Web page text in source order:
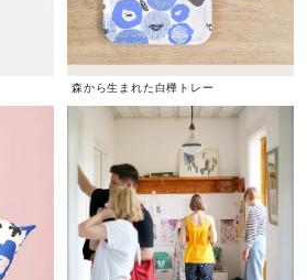
森から生まれた白樺トレー